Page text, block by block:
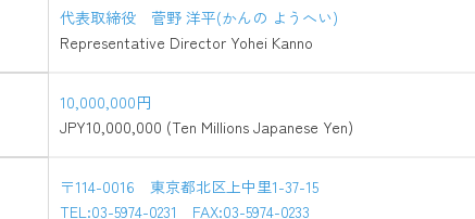
代表取締役 菅野 洋平(かんの ようへい)
Representative Director Yohei Kanno
10,000,000円
JPY10,000,000 (Ten Millions Japanese Yen)
〒114-0016 東京都北区上中里1-37-15
TEL:03-5974-0231 FAX:03-5974-0233